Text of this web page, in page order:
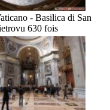
- Basilica di San
vu 630 fois